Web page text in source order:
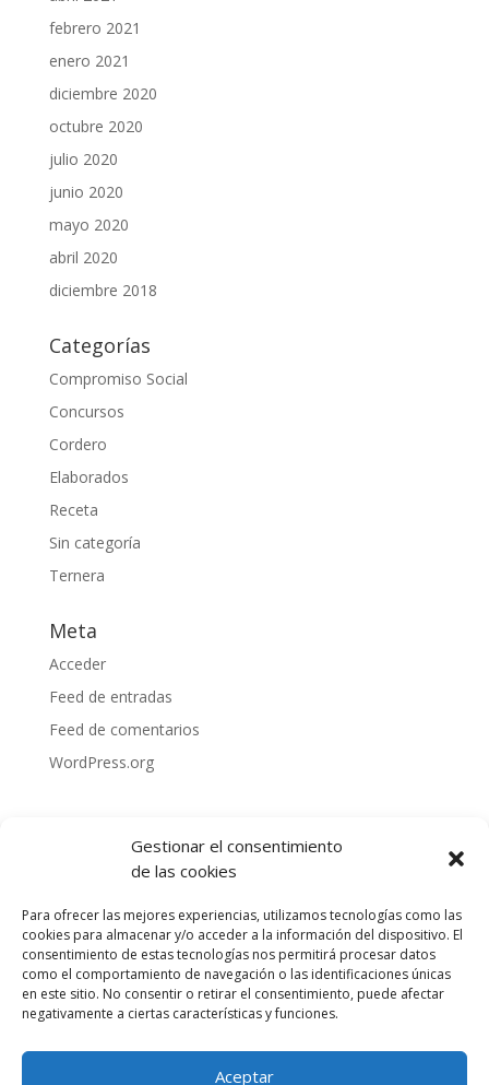
Gestionar el consentimiento
de las cookies
Para ofrecer las mejores experiencias, utilizamos tecnologías como las
cookies para almacenar y/o acceder a la información del dispositivo. El
consentimiento de estas tecnologías nos permitirá procesar datos
como el comportamiento de navegación o las identificaciones únicas
en este sitio. No consentir o retirar el consentimiento, puede afectar
negativamente a ciertas características y funciones.
Aceptar
febrero 2021
enero 2021
diciembre 2020
octubre 2020
julio 2020
junio 2020
mayo 2020
abril 2020
diciembre 2018
Categorías
Compromiso Social
Concursos
Cordero
Elaborados
Receta
Sin categoría
Ternera
Meta
Acceder
Feed de entradas
Feed de comentarios
WordPress.org
Política de cookies